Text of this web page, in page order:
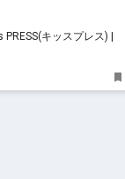
PRESS(キッスプレス) | 街